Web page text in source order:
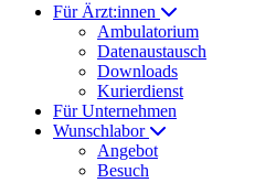
Für Ärzt:innen
Ambulatorium
Datenaustausch
Downloads
Kurierdienst
Für Unternehmen
Wunschlabor
Angebot
Besuch